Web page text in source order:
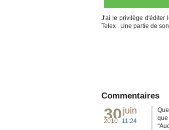
J'ai le privilège d'éditer
Telex . Une partie de
Commentaires
30 juin
2010 11:24